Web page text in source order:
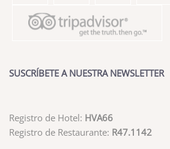
SUSCRÍBETE A NUESTRA NEWSLETTER
Registro de Hotel: HVA66
Registro de Restaurante: R47.1142